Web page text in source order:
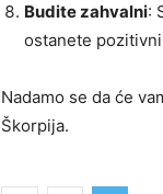
Budite zahvalni:
ostanete
Nadamo se da će
Škorpija.